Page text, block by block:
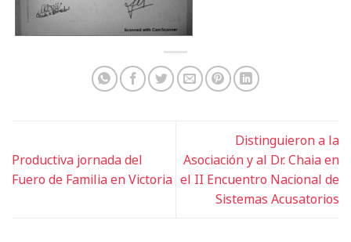
Productiva jornada del
Fuero de Familia en Victoria
Distinguieron a la
Asociación y al Dr. Chaia en
el II Encuentro Nacional de
Sistemas Acusatorios